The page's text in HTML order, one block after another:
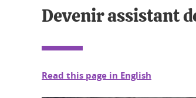
Devenir assistant
Read this page in English